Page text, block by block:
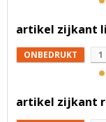
artikel zijkant
ONBEDRUKT 1
artikel zijkant